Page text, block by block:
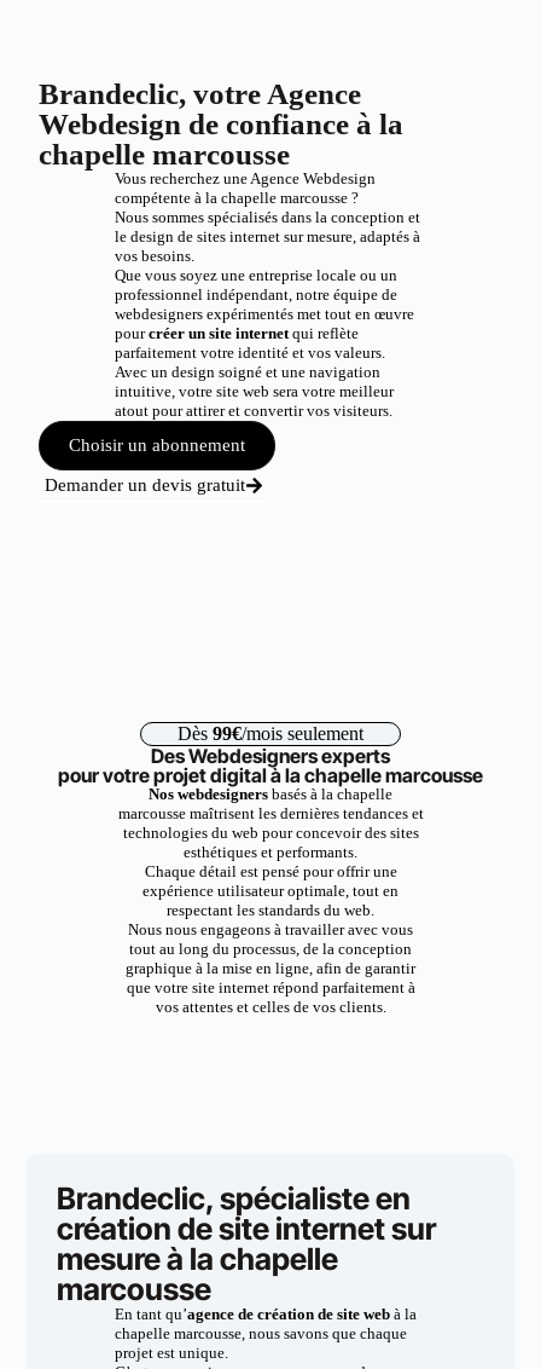
Brandeclic, votre Agence
Webdesign de confiance à la
chapelle marcousse
Vous recherchez une Agence Webdesign
compétente à la chapelle marcousse ?
Nous sommes spécialisés dans la conception et
le design de sites internet sur mesure, adaptés à
vos besoins.
Que vous soyez une entreprise locale ou un
professionnel indépendant, notre équipe de
webdesigners expérimentés met tout en œuvre
pourcréer un site internetqui reflète
parfaitement votre identité et vos valeurs.
Avec un design soigné et une navigation
intuitive, votre site web sera votre meilleur
atout pour attirer et convertir vos visiteurs.
Choisir un abonnement
Demander un devis gratuit
Dès 99€/mois seulement
Des Webdesigners experts
pour votre projet digital à la chapelle marcousse
Nos webdesigners basés à la chapelle
marcousse maîtrisent les dernières tendances et
technologies du web pour concevoir des sites
esthétiques et performants.
Chaque détail est pensé pour offrir une
expérience utilisateur optimale, tout en
respectant les standards du web.
Nous nous engageons à travailler avec vous
tout au long du processus, de la conception
graphique à la mise en ligne, afin de garantir
que votre site internet répond parfaitement à
vos attentes et celles de vos clients.
Brandeclic, spécialiste en
création de site internet sur
mesure à la chapelle
marcousse
En tant qu’agence de création de site webà la
chapelle marcousse, nous savons que chaque
projet est unique.